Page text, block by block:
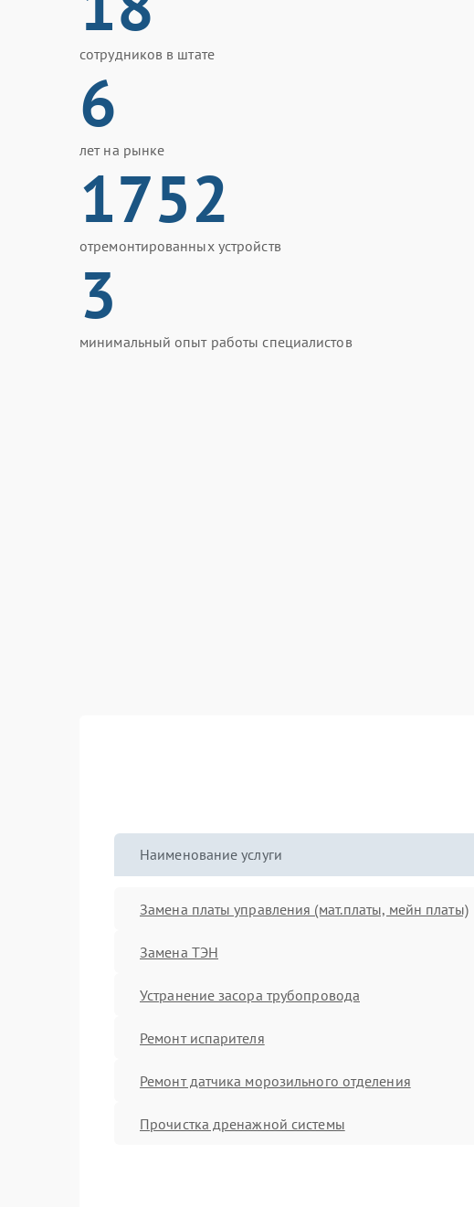
сотрудников в штате
6
лет на рынке
1752
отремонтированных устройств
3
минимальный опыт работы специалистов
Наименование услуги
Замена платы управления (мат.платы, мейн платы)
Замена ТЭН
Устранение засора трубопровода
Ремонт испарителя
Ремонт датчика морозильного отделения
Прочистка дренажной системы